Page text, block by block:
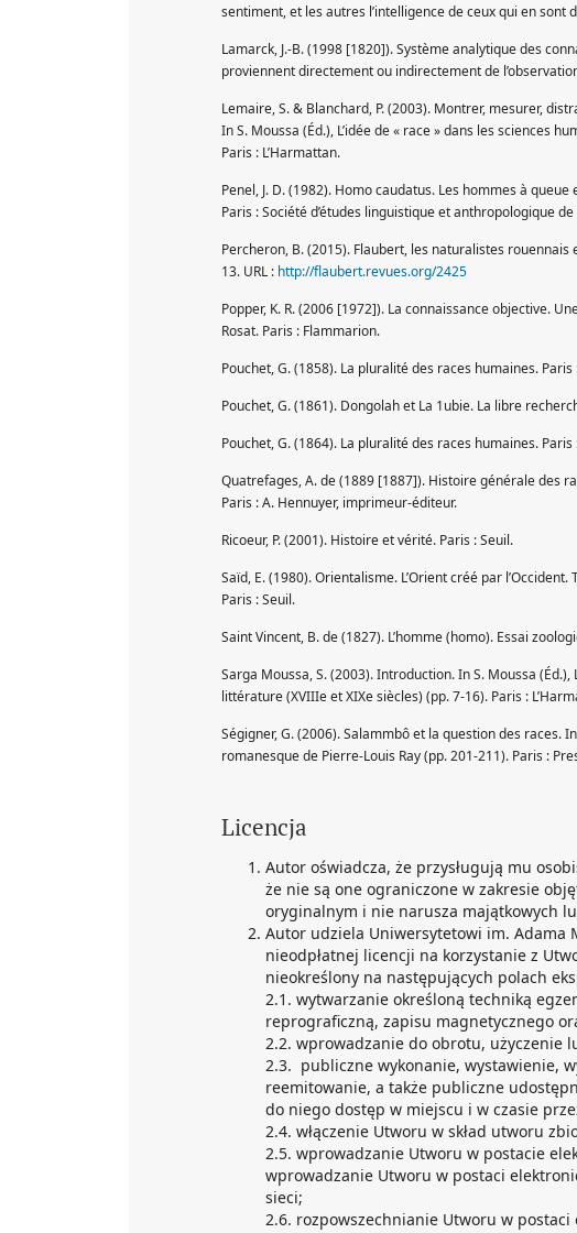
sentiment, et les autres l’intelligence de ceux qui en sont
Lamarck, J.-B. (1998 [1820]). Système analytique des
proviennent directement ou indirectement de
Lemaire, S. & Blanchard, P. (2003). Montrer, mesurer,
In S. Moussa (Éd.), L’idée de « race » dans les sciences
Paris : L’Harmattan.
Penel, J. D. (1982). Homo caudatus. Les hommes à
Paris : Société d’études linguistique et anthropologique de
Percheron, B. (2015). Flaubert, les naturalistes
13. URL : http://flaubert.revues.org/2425
Popper, K. R. (2006 [1972]). La connaissance objective.
Rosat. Paris : Flammarion.
Pouchet, G. (1858). La pluralité des races humaines. Paris
Pouchet, G. (1861). Dongolah et La 1ubie. La libre
Pouchet, G. (1864). La pluralité des races humaines.
Quatrefages, A. de (1889 [1887]). Histoire générale des
Paris : A. Hennuyer, imprimeur-éditeur.
Ricoeur, P. (2001). Histoire et vérité. Paris : Seuil.
Saïd, E. (1980). Orientalisme. L’Orient créé par
Paris : Seuil.
Saint Vincent, B. de (1827). L’homme (homo). Essai
Sarga Moussa, S. (2003). Introduction. In S. Moussa
littérature (XVIIIe et XIXe siècles) (pp. 7-16). Paris :
Ségigner, G. (2006). Salammbô et la question des races.
romanesque de Pierre-Louis Ray (pp. 201-211). Paris :
Licencja
Autor oświadcza, że przysługują mu
że nie są one ograniczone w zakresie
oryginalnym i nie narusza majątkowych
Autor udziela Uniwersytetowi im. Adama
nieodpłatnej licencji na korzystanie z
nieokreślony na następujących polach
2.1. wytwarzanie określoną techniką
reprograficzną, zapisu magnetycznego
2.2. wprowadzanie do obrotu, użyczenie
2.3. publiczne wykonanie, wystawienie,
reemitowanie, a także publiczne
do niego dostęp w miejscu i w czasie
2.4. włączenie Utworu w skład utworu
2.5. wprowadzanie Utworu w postacie
wprowadzanie Utworu w postaci
sieci;
2.6. rozpowszechnianie Utworu w